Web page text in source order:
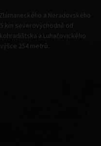
a Neradovského
km severovýchodně od
a Luhačovického
254 metrů.